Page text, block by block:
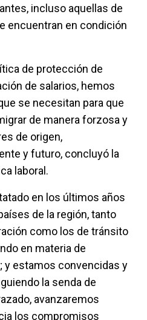
incluso aquellas de
encuentran en condición
de protección de
de salarios, hemos
se necesitan para que
de manera forzosa y
de origen,
y futuro, concluyó la
laboral.
en los últimos años
de la región, tanto
como los de tránsito
en materia de
y estamos convencidas y
la senda de
avanzaremos
los compromisos